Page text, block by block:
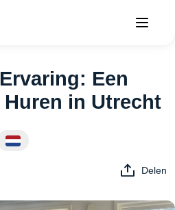
Een
in Utrecht
Delen